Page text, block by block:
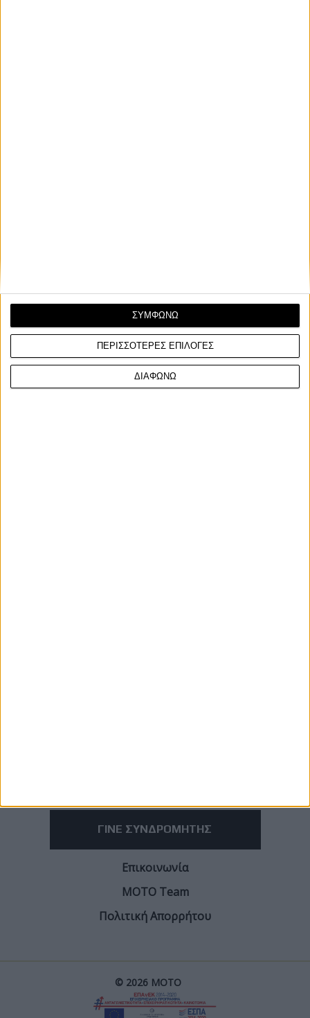
ΠΕΡΙΣΣΟΤΕΡΕΣ ΕΠΙΛΟΓΕΣ
ΔΙΑΦΩΝΩ
ΣΥΜΦΩΝΩ
EICMA 2023: HORWIN SENMENTI 0 - Στην παραγωγή
με 100 hp, 200 χλμ/ώρα τελικής, 300 χλμ.
αυτονομίας και φόρτιση 0-80% σε 30 λεπτά!
Η HORWIN, που μας συστήθηκε στην Ελλάδα το 2023 μέσω
του αποκλειστικού αντιπροσώπου της Ι.Δ. ΣΑΡΑΚΑΚ...
ΓΙΝΕ ΣΥΝΔΡΟΜΗΤΗΣ
Επικοινωνία
ΜΟΤΟ Team
Πολιτική Απορρήτου
© 2026 ΜΟΤΟ